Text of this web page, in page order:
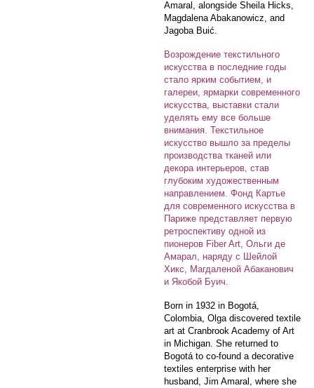
Amaral, alongside Sheila Hicks,
Magdalena Abakanowicz, and
Jagoba Buić.
Возрождение текстильного
искусства в последние годы
стало ярким событием, и
галереи, ярмарки современного
искусства, выставки стали
уделять ему все больше
внимания. Текстильное
искусство вышло за пределы
производства тканей или
декора интерьеров, став
глубоким художественным
направлением. Фонд Картье
для современного искусства в
Париже представляет первую
ретроспективу одной из
пионеров Fiber Art, Ольги де
Амарал, наряду с Шейлой
Хикс, Магдаленой Абаканович
и Якобой Буич.
Born in 1932 in Bogotá,
Colombia, Olga discovered textile
art at Cranbrook Academy of Art
in Michigan. She returned to
Bogotá to co-found a decorative
textiles enterprise with her
husband, Jim Amaral, where she